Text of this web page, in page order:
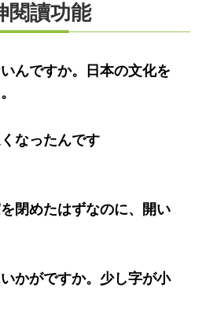
閱讀功能
んですか。日本の文化を
なったんです
閉めたはずなのに、開い
かがですか。少し字が小